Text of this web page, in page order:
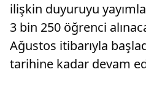
ilişkin duyuruyu
3 bin 250 öğrenci
Ağustos itibarıyla
tarihine kadar devam